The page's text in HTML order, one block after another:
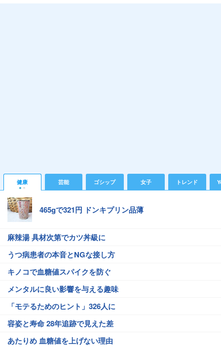
健康 芸能 ゴシップ 女子 トレンド
465gで321円 ドンキプリン品薄
麻辣湯 具材次第でカツ丼級に
うつ病患者の本音とNGな接し方
キノコで血糖値スパイクを防ぐ
メンタルに良い影響を与える趣味
「モテるためのヒント」326人に
容姿と寿命 28年追跡で見えた差
あたりめ 血糖値を上げない理由